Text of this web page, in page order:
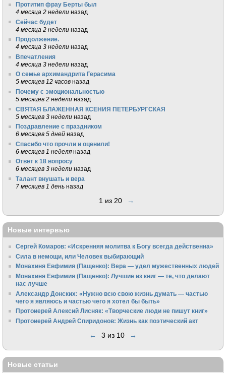
Протитип фрау Берты был
4 месяца 2 недели назад
Сейчас будет
4 месяца 2 недели назад
Продолжение.
4 месяца 3 недели назад
Впечатления
4 месяца 3 недели назад
О семье архимандрита Герасима
5 месяцев 12 часов назад
Почему с эмоциональностью
5 месяцев 2 недели назад
СВЯТАЯ БЛАЖЕННАЯ КСЕНИЯ ПЕТЕРБУРГСКАЯ
5 месяцев 3 недели назад
Поздравление с праздником
6 месяцев 5 дней назад
Спасибо что прочли и оценили!
6 месяцев 1 неделя назад
Ответ к 18 вопросу
6 месяцев 3 недели назад
Талант внушать и вера
7 месяцев 1 день назад
1 из 20 →
Новые интервью
Сергей Комаров: «Искренняя молитва к Богу всегда действенна»
Сила в немощи, или Человек выбирающий
Монахиня Евфимия (Пащенко): Вера — удел мужественных людей
Монахиня Евфимия (Пащенко): Лучшие из книг — те, что делают
нас лучше
Александр Донских: «Нужно всю свою жизнь думать — частью
чего я являюсь и частью чего я хотел бы быть»
Протоиерей Алексий Лисняк: «Творческие люди не пишут книг»
Протоиерей Андрей Спиридонов: Жизнь как поэтический акт
← 3 из 10 →
Новые статьи